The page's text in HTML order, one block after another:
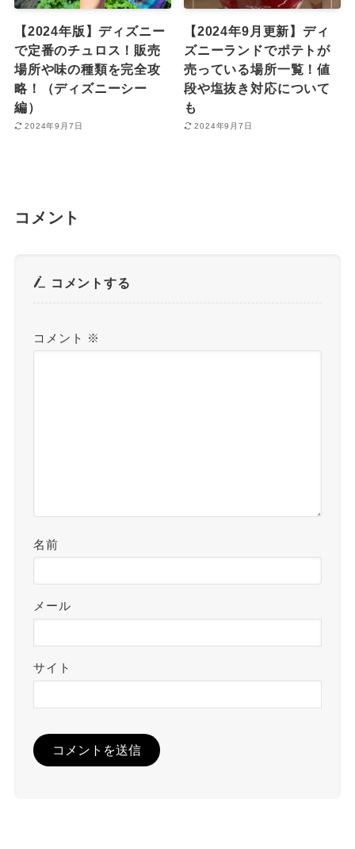
【2024年版】ディズニー
で定番のチュロス！販売
場所や味の種類を完全攻
略！（ディズニーシー
編）
2024年9月7日
【2024年9月更新】ディ
ズニーランドでポテトが
売っている場所一覧！値
段や塩抜き対応について
も
2024年9月7日
コメント
コメントする
コメント ※
名前
メール
サイト